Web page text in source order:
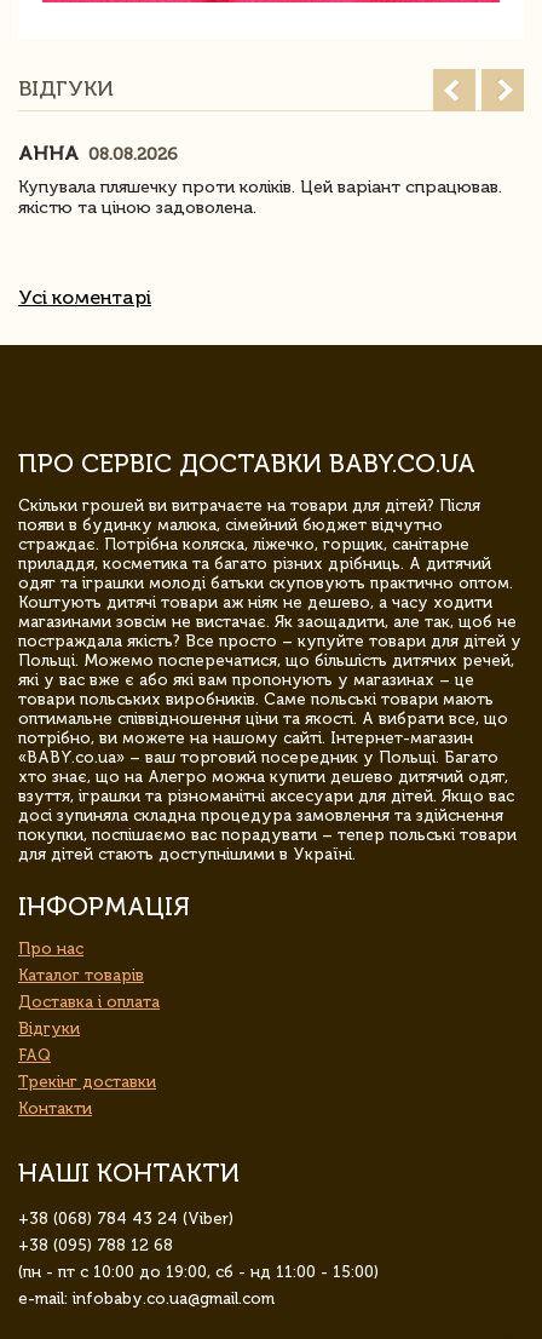
ВІДГУКИ
АННА 08.08.2026
Купувала пляшечку проти коліків. Цей варіант спрацював.
якістю та ціною задоволена.
Усі коментарі
ПРО СЕРВІС ДОСТАВКИ BABY.CO.UA
Скільки грошей ви витрачаєте на товари для дітей? Після
появи в будинку малюка, сімейний бюджет відчутно
страждає. Потрібна коляска, ліжечко, горщик, санітарне
приладдя, косметика та багато різних дрібниць. А дитячий
одяг та іграшки молоді батьки скуповують практично оптом.
Коштують дитячі товари аж ніяк не дешево, а часу ходити
магазинами зовсім не вистачає. Як заощадити, але так, щоб не
постраждала якість? Все просто – купуйте товари для дітей у
Польщі. Можемо посперечатися, що більшість дитячих речей,
які у вас вже є або які вам пропонують у магазинах – це
товари польських виробників. Саме польські товари мають
оптимальне співвідношення ціни та якості. А вибрати все, що
потрібно, ви можете на нашому сайті. Інтернет-магазин
«BABY.co.ua» – ваш торговий посередник у Польщі. Багато
хто знає, що на Алегро можна купити дешево дитячий одяг,
взуття, іграшки та різноманітні аксесуари для дітей. Якщо вас
досі зупиняла складна процедура замовлення та здійснення
покупки, поспішаємо вас порадувати – тепер польські товари
для дітей стають доступнішими в Україні.
ІНФОРМАЦІЯ
Про нас
Каталог товарів
Доставка і оплата
Відгуки
FAQ
Трекінг доставки
Контакти
НАШІ КОНТАКТИ
+38 (068) 784 43 24 (Viber)
+38 (095) 788 12 68
(пн - пт с 10:00 до 19:00, сб - нд 11:00 - 15:00)
e-mail: infobaby.co.ua@gmail.com